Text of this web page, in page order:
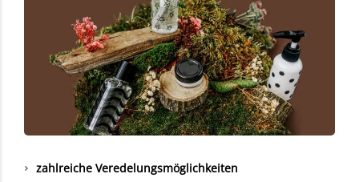
zahlreiche Veredelungsmöglichkeiten